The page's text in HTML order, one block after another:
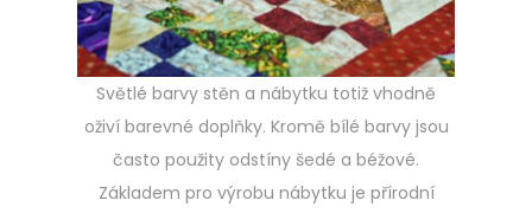
Světlé barvy stěn a nábytku totiž vhodně
oživí barevné doplňky. Kromě bílé barvy jsou
často použity odstíny šedé a béžové.
Základem pro výrobu nábytku je přírodní